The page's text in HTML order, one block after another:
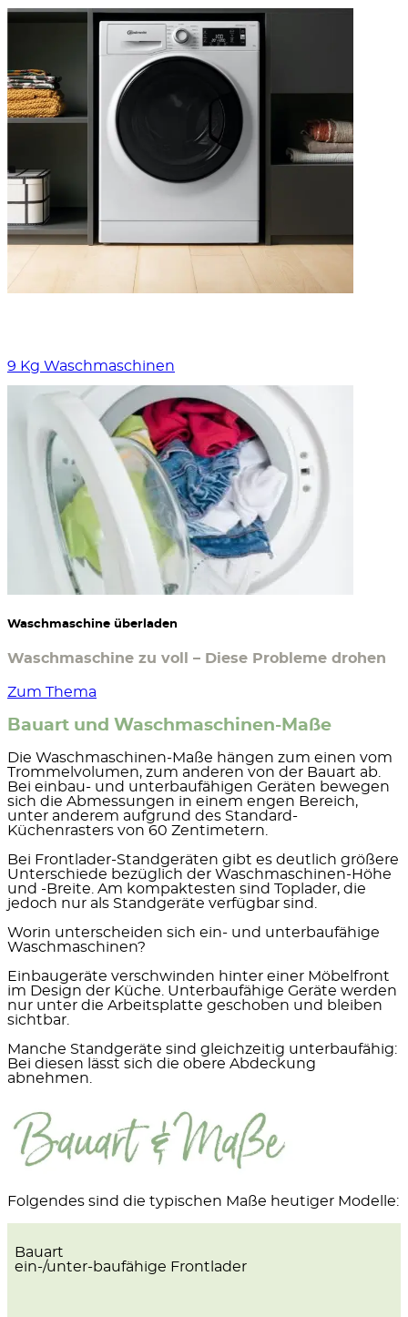
9 Kg Waschmaschinen
Waschmaschine überladen
Waschmaschine zu voll – Diese Probleme drohen
Zum Thema
Bauart und Waschmaschinen-Maße
Die Waschmaschinen-Maße hängen zum einen vom
Trommelvolumen, zum anderen von der Bauart ab.
Bei einbau- und unterbaufähigen Geräten bewegen
sich die Abmessungen in einem engen Bereich,
unter anderem aufgrund des Standard-
Küchenrasters von 60 Zentimetern.
Bei Frontlader-Standgeräten gibt es deutlich größere
Unterschiede bezüglich der Waschmaschinen-Höhe
und -Breite. Am kompaktesten sind Toplader, die
jedoch nur als Standgeräte verfügbar sind.
Worin unterscheiden sich ein- und unterbaufähige
Waschmaschinen?
Einbaugeräte verschwinden hinter einer Möbelfront
im Design der Küche. Unterbaufähige Geräte werden
nur unter die Arbeitsplatte geschoben und bleiben
sichtbar.
Manche Standgeräte sind gleichzeitig unterbaufähig:
Bei diesen lässt sich die obere Abdeckung
abnehmen.
Folgendes sind die typischen Maße heutiger Modelle:
Bauart
ein-/unter-baufähige Frontlader